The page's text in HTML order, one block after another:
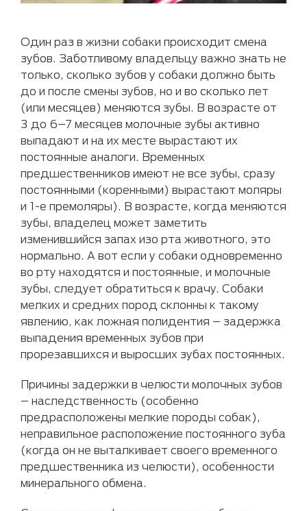
Один раз в жизни собаки происходит смена
зубов. Заботливому владельцу важно знать не
только, сколько зубов у собаки должно быть
до и после смены зубов, но и во сколько лет
(или месяцев) меняются зубы. В возрасте от
3 до 6–7 месяцев молочные зубы активно
выпадают и на их месте вырастают их
постоянные аналоги. Временных
предшественников имеют не все зубы, сразу
постоянными (коренными) вырастают моляры
и 1-е премоляры). В возрасте, когда меняются
зубы, владелец может заметить
изменившийся запах изо рта животного, это
нормально. А вот если у собаки одновременно
во рту находятся и постоянные, и молочные
зубы, следует обратиться к врачу. Собаки
мелких и средних пород склонны к такому
явлению, как ложная полидентия – задержка
выпадения временных зубов при
прорезавшихся и выросших зубах постоянных.
Причины задержки в челюсти молочных зубов
– наследственность (особенно
предрасположены мелкие породы собак),
неправильное расположение постоянного зуба
(когда он не выталкивает своего временного
предшественника из челюсти), особенности
минерального обмена.